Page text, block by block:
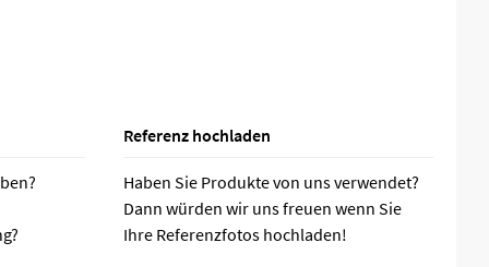
Referenz hochladen
Haben Sie Produkte von uns verwendet?
Dann würden wir uns freuen wenn Sie
Ihre Referenzfotos hochladen!